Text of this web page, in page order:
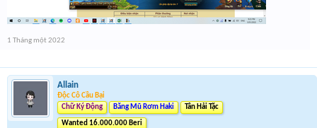
1 Tháng một 2022
Allain
Độc Cô Cầu Bại
Chữ Ký Động
Băng Mũ Rơm Haki Tân Hải Tặc
Wanted 16.000.000 Beri